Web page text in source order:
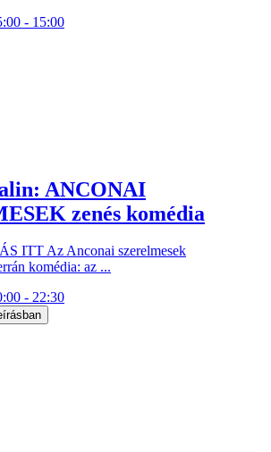
- 15:00
ANCONAI
zenés komédia
ITT Az Anconai szerelmesek
komédia: az ...
- 22:30